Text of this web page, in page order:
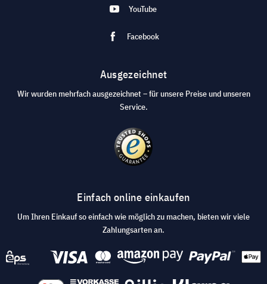
YouTube
Facebook
Ausgezeichnet
Wir wurden mehrfach ausgezeichnet – für unsere Preise und unseren
Service.
Einfach online einkaufen
Um Ihren Einkauf so einfach wie möglich zu machen, bieten wir viele
Zahlungsarten an.